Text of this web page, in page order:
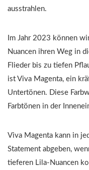
ausstrahlen.
Im Jahr 2023 können
Nuancen ihren Weg in
Flieder bis zu tiefen
ist Viva Magenta, ein
Untertönen. Diese
Farbtönen in der
Viva Magenta kann in
Statement abgeben,
tieferen Lila-Nuancen